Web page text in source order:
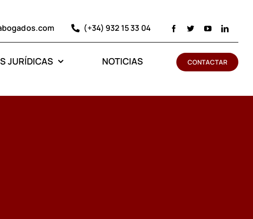
(+34) 932 15 33 04
JURÍDICAS NOTICIAS CONTACTAR